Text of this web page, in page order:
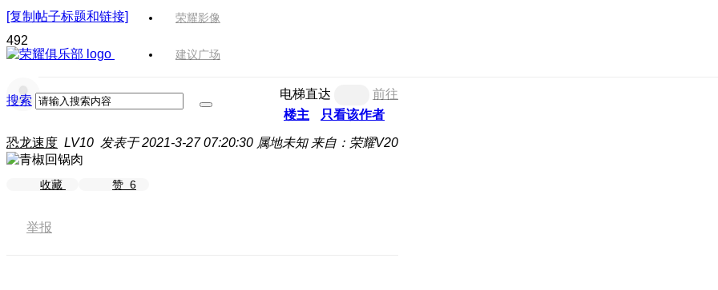
荣耀影像
建议广场
搜索
[复制帖子标题和链接]
492
电梯直达
前往
楼主
只看该作者
恐龙速度 LV10 发表于 2021-3-27 07:20:30 属地未知 来自：荣耀V20
收藏 赞 6
举报